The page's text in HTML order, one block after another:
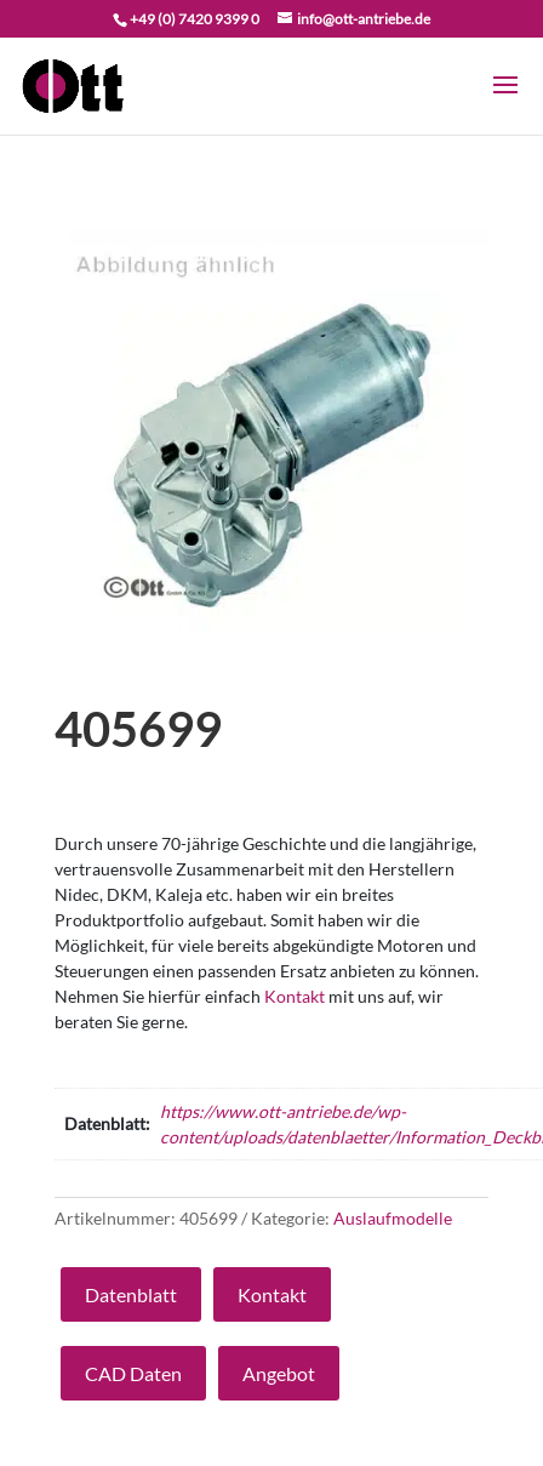
+49 (0) 7420 9399 0 info@ott-antriebe.de
405699
Durch unsere 70-jährige Geschichte und die langjährige,
vertrauensvolle Zusammenarbeit mit den Herstellern
Nidec, DKM, Kaleja etc. haben wir ein breites
Produktportfolio aufgebaut. Somit haben wir die
Möglichkeit, für viele bereits abgekündigte Motoren und
Steuerungen einen passenden Ersatz anbieten zu können.
Nehmen Sie hierfür einfach Kontaktmit uns auf, wir
beraten Sie gerne.
Datenblatt:
https://www.ott-antriebe.de/wp-
content/uploads/datenblaetter/
Artikelnummer: 405699 Kategorie: Auslaufmodelle
Datenblatt Kontakt
CAD Daten Angebot